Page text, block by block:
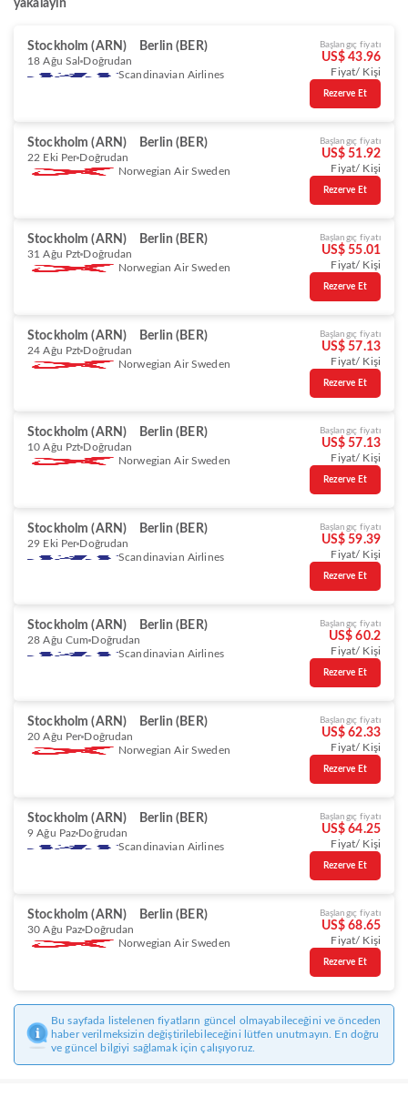
yakalayın
Stockholm (ARN) Berlin (BER)
18 Ağu Sal Doğrudan
Scandinavian Airlines
Başlangıç fiyatı
US$ 43.96
Fiyat/ Kişi
Rezerve Et
Stockholm (ARN) Berlin (BER)
22 Eki Per Doğrudan
Norwegian Air Sweden
Başlangıç fiyatı
US$ 51.92
Fiyat/ Kişi
Rezerve Et
Stockholm (ARN) Berlin (BER)
31 Ağu Pzt Doğrudan
Norwegian Air Sweden
Başlangıç fiyatı
US$ 55.01
Fiyat/ Kişi
Rezerve Et
Stockholm (ARN) Berlin (BER)
24 Ağu Pzt Doğrudan
Norwegian Air Sweden
Başlangıç fiyatı
US$ 57.13
Fiyat/ Kişi
Rezerve Et
Stockholm (ARN) Berlin (BER)
10 Ağu Pzt Doğrudan
Norwegian Air Sweden
Başlangıç fiyatı
US$ 57.13
Fiyat/ Kişi
Rezerve Et
Stockholm (ARN) Berlin (BER)
29 Eki Per Doğrudan
Scandinavian Airlines
Başlangıç fiyatı
US$ 59.39
Fiyat/ Kişi
Rezerve Et
Stockholm (ARN) Berlin (BER)
28 Ağu Cum Doğrudan
Scandinavian Airlines
Başlangıç fiyatı
US$ 60.2
Fiyat/ Kişi
Rezerve Et
Stockholm (ARN) Berlin (BER)
20 Ağu Per Doğrudan
Norwegian Air Sweden
Başlangıç fiyatı
US$ 62.33
Fiyat/ Kişi
Rezerve Et
Stockholm (ARN) Berlin (BER)
9 Ağu Paz Doğrudan
Scandinavian Airlines
Başlangıç fiyatı
US$ 64.25
Fiyat/ Kişi
Rezerve Et
Stockholm (ARN) Berlin (BER)
30 Ağu Paz Doğrudan
Norwegian Air Sweden
Başlangıç fiyatı
US$ 68.65
Fiyat/ Kişi
Rezerve Et
Bu sayfada listelenen fiyatların güncel olmayabileceğini ve önceden
haber verilmeksizin değiştirilebileceğini lütfen unutmayın. En doğru
ve güncel bilgiyi sağlamak için çalışıyoruz.